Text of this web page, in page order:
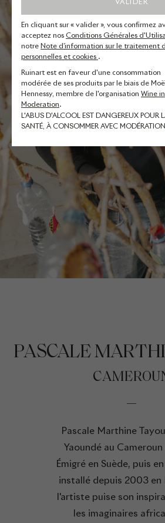
En cliquant sur « valider », vous confirmez
acceptez nos Conditions Générales
notre Note d’information sur le traitement
personnelles et cookies .
Ruinart est en faveur d'une consommation
modérée de ses produits par le biais de
Hennessy, membre de l'organisation Wine in
Moderation.
L'ABUS D'ALCOOL EST DANGEREUX POUR
SANTÉ, À CONSOMMER AVEC MODÉRATION
PASCALE
Pascale Marthine
Yaoundé au Cameroun
Émigré en Suède, puis
installé depuis 2003 en
l'artiste puise son
les imaginaires